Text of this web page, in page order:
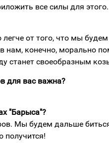
все силы для этого.
от того, что мы
нам, конечно, морально
станет своеобразным
для вас важна?
"Барыса"?
Мы будем дальше
получится!